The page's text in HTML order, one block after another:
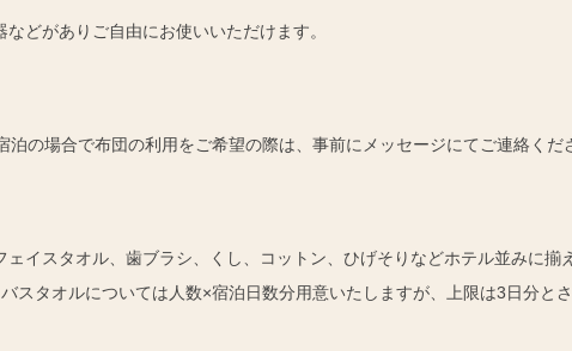
どがありご自由にお使いいただけます。
の場合で布団の利用をご希望の際は、事前にメッセージにてご連絡くだ
イスタオル、歯ブラシ、くし、コットン、ひげそりなどホテル並みに揃
タオルについては人数×宿泊日数分用意いたしますが、上限は3日分とさ